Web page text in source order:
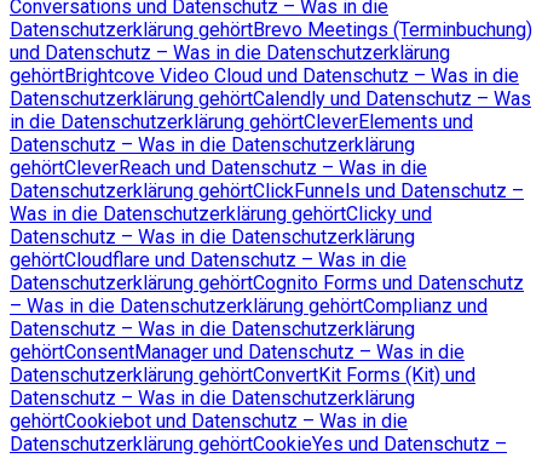
Conversations und Datenschutz – Was in die
Datenschutzerklärung gehörtBrevo Meetings (Terminbuchung)
und Datenschutz – Was in die Datenschutzerklärung
gehörtBrightcove Video Cloud und Datenschutz – Was in die
Datenschutzerklärung gehörtCalendly und Datenschutz – Was
in die Datenschutzerklärung gehörtCleverElements und
Datenschutz – Was in die Datenschutzerklärung
gehörtCleverReach und Datenschutz – Was in die
Datenschutzerklärung gehörtClickFunnels und Datenschutz –
Was in die Datenschutzerklärung gehörtClicky und
Datenschutz – Was in die Datenschutzerklärung
gehörtCloudflare und Datenschutz – Was in die
Datenschutzerklärung gehörtCognito Forms und Datenschutz
– Was in die Datenschutzerklärung gehörtComplianz und
Datenschutz – Was in die Datenschutzerklärung
gehörtConsentManager und Datenschutz – Was in die
Datenschutzerklärung gehörtConvertKit Forms (Kit) und
Datenschutz – Was in die Datenschutzerklärung
gehörtCookiebot und Datenschutz – Was in die
Datenschutzerklärung gehörtCookieYes und Datenschutz –